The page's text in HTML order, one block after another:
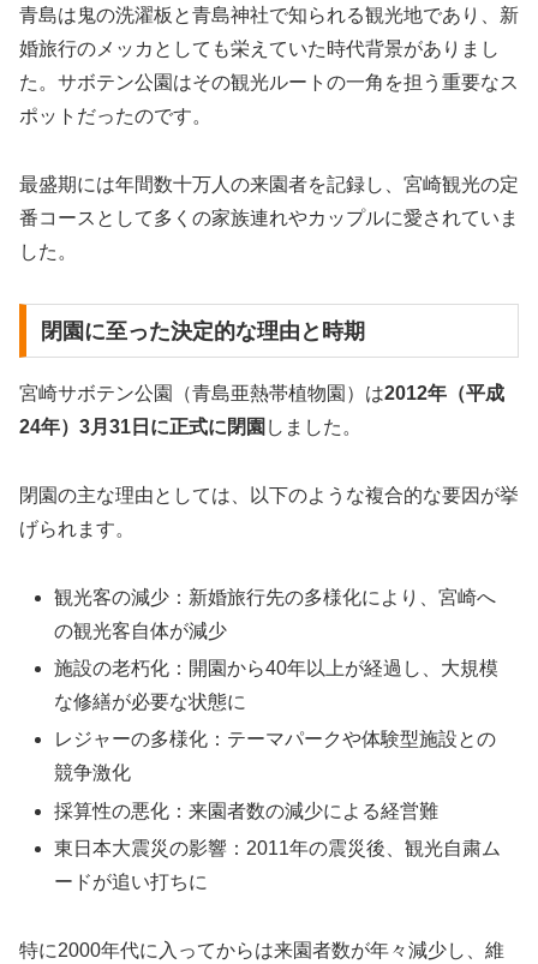
青島は鬼の洗濯板と青島神社で知られる観光地であり、新
婚旅行のメッカとしても栄えていた時代背景がありまし
た。サボテン公園はその観光ルートの一角を担う重要なス
ポットだったのです。
最盛期には年間数十万人の来園者を記録し、宮崎観光の定
番コースとして多くの家族連れやカップルに愛されていま
した。
閉園に至った決定的な理由と時期
宮崎サボテン公園（青島亜熱帯植物園）は2012年（平成
24年）3月31日に正式に閉園 しました。
閉園の主な理由としては、以下のような複合的な要因が挙
げられます。
観光客の減少：新婚旅行先の多様化により、宮崎へ
の観光客自体が減少
施設の老朽化：開園から40年以上が経過し、大規模
な修繕が必要な状態に
レジャーの多様化：テーマパークや体験型施設との
競争激化
採算性の悪化：来園者数の減少による経営難
東日本大震災の影響：2011年の震災後、観光自粛ム
ードが追い打ちに
特に2000年代に入ってからは来園者数が年々減少し、維